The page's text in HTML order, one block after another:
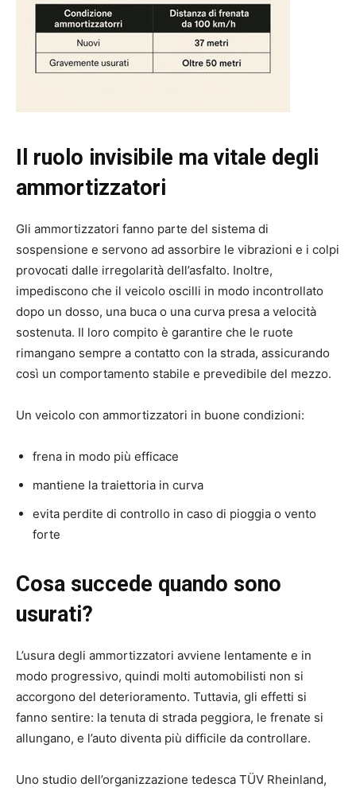
Il ruolo invisibile ma vitale degli
ammortizzatori
Gli ammortizzatori fanno parte del sistema di
sospensione e servono ad assorbire le vibrazioni e i colpi
provocati dalle irregolarità dell’asfalto. Inoltre,
impediscono che il veicolo oscilli in modo incontrollato
dopo un dosso, una buca o una curva presa a velocità
sostenuta. Il loro compito è garantire che le ruote
rimangano sempre a contatto con la strada, assicurando
così un comportamento stabile e prevedibile del mezzo.
Un veicolo con ammortizzatori in buone condizioni:
frena in modo più efficace
mantiene la traiettoria in curva
evita perdite di controllo in caso di pioggia o vento
forte
Cosa succede quando sono
usurati?
L’usura degli ammortizzatori avviene lentamente e in
modo progressivo, quindi molti automobilisti non si
accorgono del deterioramento. Tuttavia, gli effetti si
fanno sentire: la tenuta di strada peggiora, le frenate si
allungano, e l’auto diventa più difficile da controllare.
Uno studio dell’organizzazione tedesca TÜV Rheinland,